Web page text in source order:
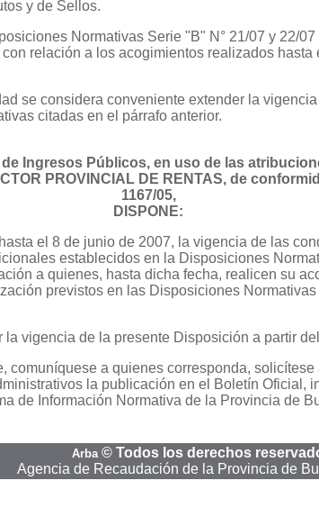
y de Sellos.
Normativas Serie "B" N° 21/07 y 22/
relación a los acogimientos realizados hasta
se considera conveniente extender la
citadas en el párrafo anterior.
Ingresos Públicos, en uso de las
PROVINCIAL DE RENTAS, de
1167/05,
DISPONE:
el 8 de junio de 2007, la vigencia de las
establecidos en la Disposiciones
a quienes, hasta dicha fecha, realicen su
previstos en las Disposiciones Normativas
la vigencia de la presente Disposición a partir
comuníquese a quienes corresponda,
la publicación en el Boletín Oficial,
de Información Normativa de la Provincia de
Arba © Todos los derechos
Agencia de Recaudación de la Provincia de